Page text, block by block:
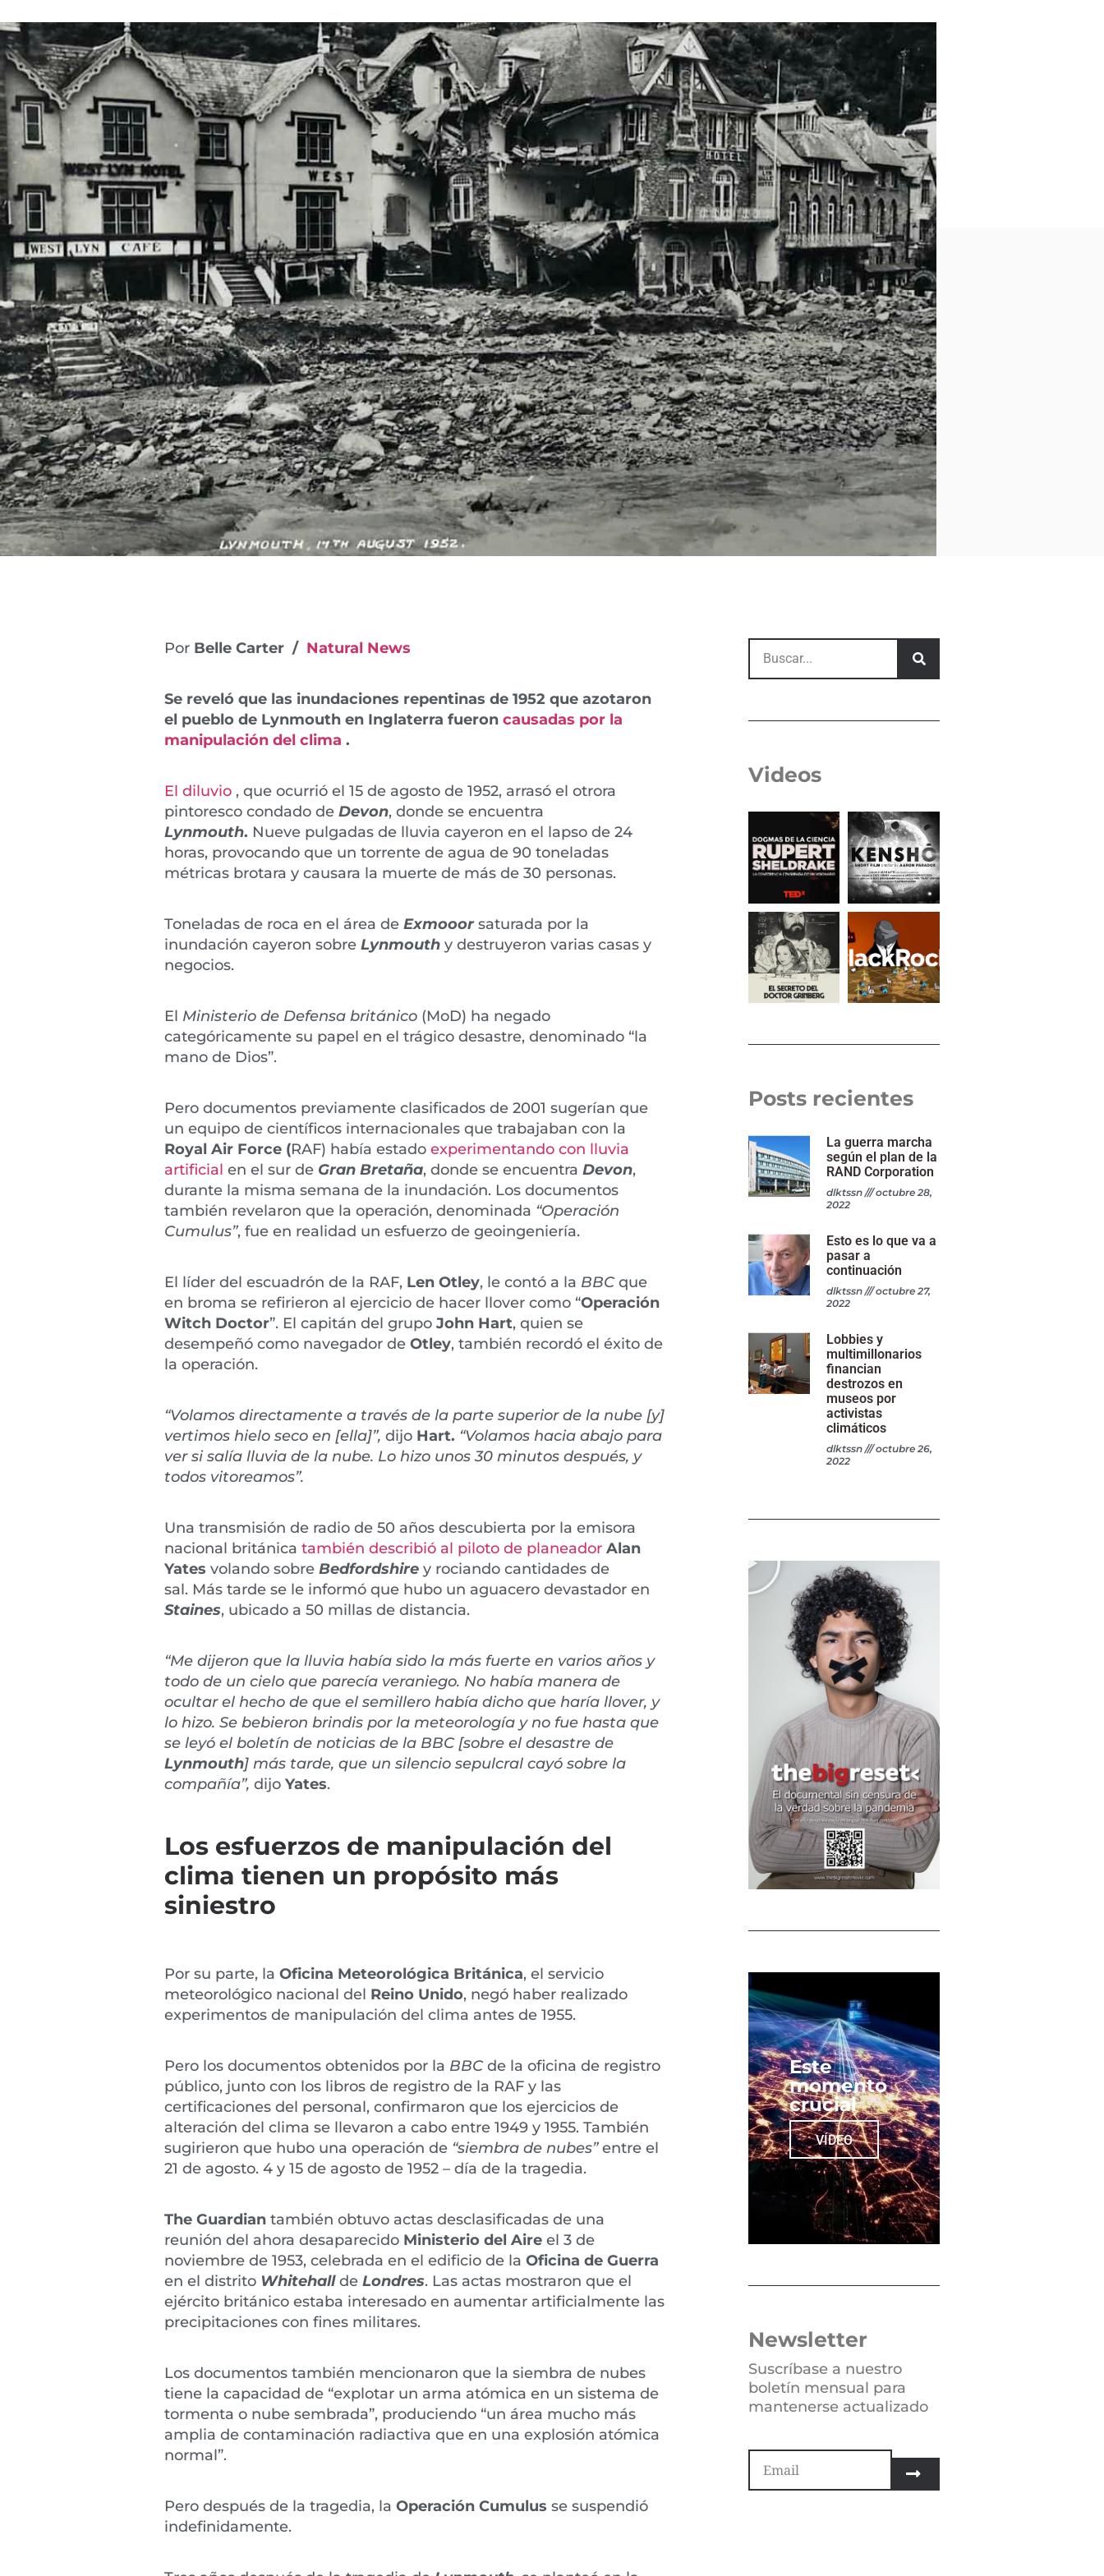
Por Belle Carter / Natural News
Se reveló que las inundaciones repentinas de 1952 que azotaron
el pueblo de Lynmouth en Inglaterra fueron causadas por la
manipulación del clima .
El diluvio , que ocurrió el 15 de agosto de 1952, arrasó el otrora
pintoresco condado de Devon, donde se encuentra
Lynmouth. Nueve pulgadas de lluvia cayeron en el lapso de 24
horas, provocando que un torrente de agua de 90 toneladas
métricas brotara y causara la muerte de más de 30 personas.
Toneladas de roca en el área de Exmooorsaturada por la
inundación cayeron sobre Lynmouth y destruyeron varias casas y
negocios.
El Ministerio de Defensa británico (MoD) ha negado
categóricamente su papel en el trágico desastre, denominado “la
mano de Dios”.
Pero documentos previamente clasificados de 2001 sugerían que
un equipo de científicos internacionales que trabajaban con la
Royal Air Force (RAF) había estado experimentando con lluvia
artificial en el sur de Gran Bretaña, donde se encuentra Devon,
durante la misma semana de la inundación. Los documentos
también revelaron que la operación, denominada “Operación
Cumulus”, fue en realidad un esfuerzo de geoingeniería.
El líder del escuadrón de la RAF, Len Otley, le contó a la BBCque
en broma se refirieron al ejercicio de hacer llover como “Operación
Witch Doctor”. El capitán del grupo John Hart, quien se
desempeñó como navegador de Otley, también recordó el éxito de
la operación.
“Volamos directamente a través de la parte superior de la nube [y]
vertimos hielo seco en [ella]”, dijo Hart. “Volamos hacia abajo para
ver si salía lluvia de la nube. Lo hizo unos 30 minutos después, y
todos vitoreamos”.
Una transmisión de radio de 50 años descubierta por la emisora ​​​​
nacional británica también describió al piloto de planeador Alan
Yates volando sobre Bedfordshire y rociando cantidades de
sal. Más tarde se le informó que hubo un aguacero devastador en
Staines, ubicado a 50 millas de distancia.
“Me dijeron que la lluvia había sido la más fuerte en varios años y
todo de un cielo que parecía veraniego. No había manera de
ocultar el hecho de que el semillero había dicho que haría llover, y
lo hizo. Se bebieron brindis por la meteorología y no fue hasta que
se leyó el boletín de noticias de la BBC [sobre el desastre de
Lynmouth] más tarde, que un silencio sepulcral cayó sobre la
compañía”, dijo Yates.
Los esfuerzos de manipulación del
clima tienen un propósito más
siniestro
Por su parte, la Oficina Meteorológica Británica, el servicio
meteorológico nacional del Reino Unido, negó haber realizado
experimentos de manipulación del clima antes de 1955.
Pero los documentos obtenidos por la BBCde la oficina de registro
público, junto con los libros de registro de la RAF y las
certificaciones del personal, confirmaron que los ejercicios de
alteración del clima se llevaron a cabo entre 1949 y 1955. También
sugirieron que hubo una operación de “siembra de nubes”entre el
21 de agosto. 4 y 15 de agosto de 1952 – día de la tragedia.
The Guardian también obtuvo actas desclasificadas de una
reunión del ahora desaparecido Ministerio del Aire el 3 de
noviembre de 1953, celebrada en el edificio de la Oficina de Guerra
en el distrito Whitehallde Londres. Las actas mostraron que el
ejército británico estaba interesado en aumentar artificialmente las
precipitaciones con fines militares.
Los documentos también mencionaron que la siembra de nubes
tiene la capacidad de “explotar un arma atómica en un sistema de
tormenta o nube sembrada”, produciendo “un área mucho más
amplia de contaminación radiactiva que en una explosión atómica
normal”.
Pero después de la tragedia, la Operación Cumulus se suspendió
indefinidamente.
Videos
Posts recientes
La guerra marcha
según el plan de la
RAND Corporation
dlktssn
octubre 28,
2022
Esto es lo que va a
pasar a
continuación
dlktssn
octubre 27,
2022
Lobbies y
multimillonarios
financian
destrozos en
museos por
activistas
climáticos
dlktssn
octubre 26,
2022
Este
momento
crucial
VÍDEO
Newsletter
Suscríbase a nuestro
boletín mensual para
mantenerse actualizado